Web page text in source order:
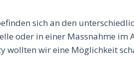
sich an den
oder in einer Massnahme im
wollten wir eine Möglichkeit